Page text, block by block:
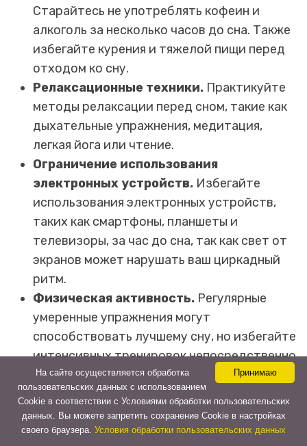
Старайтесь не употреблять кофеин и
алкоголь за несколько часов до сна. Также
избегайте курения и тяжелой пищи перед
отходом ко сну.
Релаксационные техники. Практикуйте
методы релаксации перед сном, такие как
дыхательные упражнения, медитация,
легкая йога или чтение.
Ограничение использования
электронных устройств. Избегайте
использования электронных устройств,
таких как смартфоны, планшеты и
телевизоры, за час до сна, так как свет от
экранов может нарушать ваш циркадный
ритм.
Физическая активность. Регулярные
умеренные упражнения могут
способствовать лучшему сну, но избегайте
интенсивных тренировок непосредственно
перед сном.
Управление стрессом.Научитесь
техникам управления стрессом, таким как
времяпрепровождение с семьей и друзьями,
Принимаю
На сайте осуществляется обработка
пользовательских данных с использованием
Cookie в соответствии с Условиями обработки пользовательских
данных. Вы можете запретить сохранение Cookie в настройках
своего браузера. Условия обработки пользовательских данных